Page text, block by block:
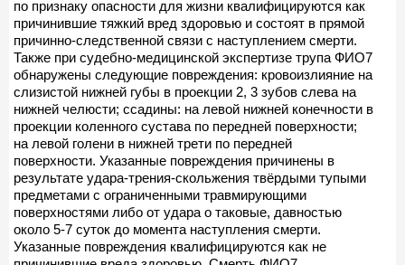
по признаку опасности для жизни квалифицируются как
причинившие тяжкий вред здоровью и состоят в прямой
причинно-следственной связи с наступлением смерти.
Также при судебно-медицинской экспертизе трупа ФИО7
обнаружены следующие повреждения: кровоизлияние на
слизистой нижней губы в проекции 2, 3 зубов слева на
нижней челюсти; ссадины: на левой нижней конечности в
проекции коленного сустава по передней поверхности;
на левой голени в нижней трети по передней
поверхности. Указанные повреждения причинены в
результате удара-трения-скольжения твёрдыми тупыми
предметами с ограниченными травмирующими
поверхностями либо от удара о таковые, давностью
около 5-7 суток до момента наступления смерти.
Указанные повреждения квалифицируются как не